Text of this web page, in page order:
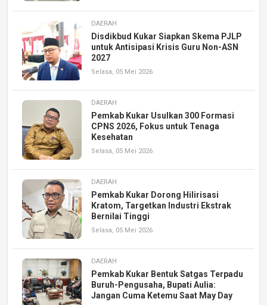
DAERAH
Disdikbud Kukar Siapkan Skema PJLP
untuk Antisipasi Krisis Guru Non-ASN
2027
Selasa, 05 Mei 2026
DAERAH
Pemkab Kukar Usulkan 300 Formasi
CPNS 2026, Fokus untuk Tenaga
Kesehatan
Selasa, 05 Mei 2026
DAERAH
Pemkab Kukar Dorong Hilirisasi
Kratom, Targetkan Industri Ekstrak
Bernilai Tinggi
Selasa, 05 Mei 2026
DAERAH
Pemkab Kukar Bentuk Satgas Terpadu
Buruh-Pengusaha, Bupati Aulia:
Jangan Cuma Ketemu Saat May Day